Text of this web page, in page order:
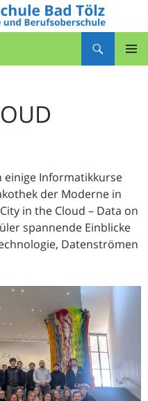
einige Informatikkurse
der Moderne in
in the Cloud – Data on
spannende Einblicke
Datenströmen